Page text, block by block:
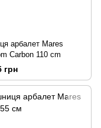
арбалет Mares
Carbon 110 сm
грн